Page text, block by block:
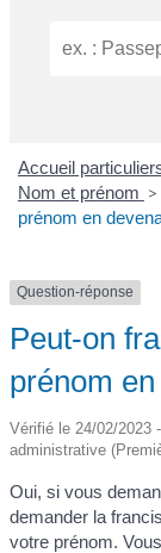
Accueil
Nom et prénom >
prénom en
Question-réponse
Peut-on
prénom
Vérifié le 24/02/2023
administrative
Oui, si vous
demander la
votre prénom.